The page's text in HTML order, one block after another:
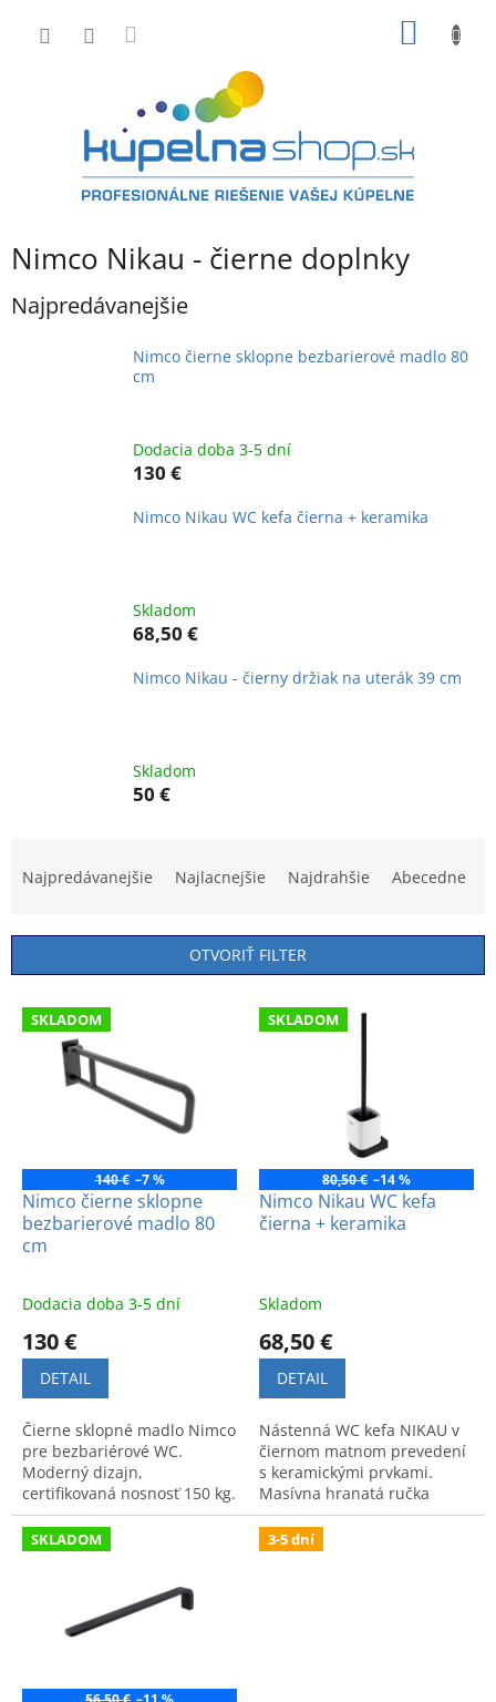
Nimco Nikau - čierne doplnky
Najpredávanejšie
Nimco čierne sklopne bezbarierové madlo 80
cm
Dodacia doba 3-5 dní
130 €
Nimco Nikau WC kefa čierna + keramika
Skladom
68,50 €
Nimco Nikau - čierny držiak na uterák 39 cm
Skladom
50 €
n
i
o
Najpredávanejšie Najlacnejšie Najdrahšie Abecedne
OTVORIŤ FILTER
V
o
SKLADOM
140 € –7 %
Nimco čierne sklopne
bezbarierové madlo 80
cm
Dodacia doba 3-5 dní
130 €
DETAIL
Čierne sklopné madlo Nimco
pre bezbariérové WC.
Moderný dizajn,
certifikovaná nosnosť 150 kg.
Zaisťuje stabilitu a
bezpečnosť pre seniorov a
osoby s handicapom.
SKLADOM
80,50 € –14 %
Nimco Nikau WC kefa
čierna + keramika
Skladom
68,50 €
DETAIL
Nástenná WC kefa NIKAU v
čiernom matnom prevedení
s keramickými prvkami.
Masívna hranatá ručka
zaručuje pohodlnú
manipuláciu. Vhodná do
modernej kúpeľne.
SKLADOM 3-5 dní